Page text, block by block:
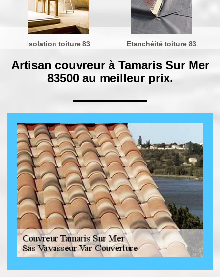
Isolation toiture 83 Etanchéité toiture 83
Artisan couvreur à Tamaris Sur Mer
83500 au meilleur prix.